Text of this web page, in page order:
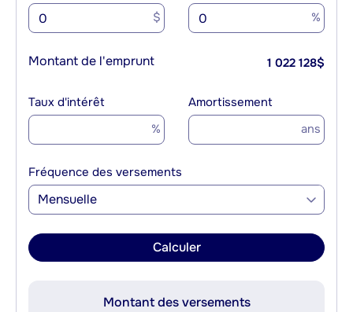
$ %
Montant de l'emprunt 1 022 128$
Taux d'intérêt
%
Amortissement
ans
Fréquence des versements
Mensuelle
Calculer
Montant des versements